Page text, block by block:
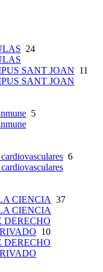
24
SANT JOAN 11
SANT JOAN
5
6
CIENCIA 37
CIENCIA
DERECHO
10
DERECHO